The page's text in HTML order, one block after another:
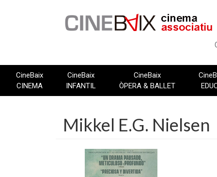
CineBaix
CINEMA
CineBaix
INFANTIL
CineBaix
ÒPERA & BALLET
Mikkel E.G. Nielsen